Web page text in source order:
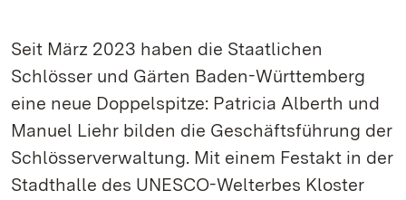
Seit März 2023 haben die Staatlichen
Schlösser und Gärten Baden-Württemberg
eine neue Doppelspitze: Patricia Alberth und
Manuel Liehr bilden die Geschäftsführung der
Schlösserverwaltung. Mit einem Festakt in der
Stadthalle des UNESCO-Welterbes Kloster